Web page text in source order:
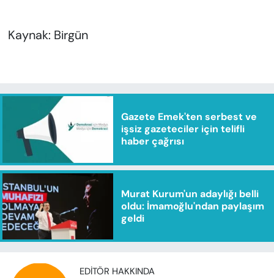
Kaynak: Birgün
Gazete Emek'ten serbest ve
işsiz gazeteciler için telifli
haber çağrısı
Murat Kurum'un adaylığı belli
oldu: İmamoğlu'ndan paylaşım
geldi
EDITÖR HAKKINDA